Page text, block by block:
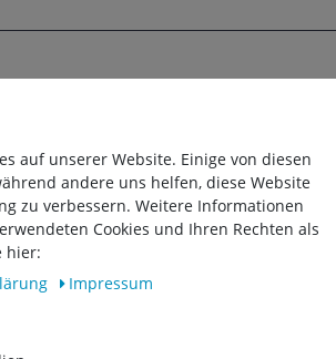
auf unserer Website. Einige von diesen
andere uns helfen, diese Website
zu verbessern. Weitere Informationen
Cookies und Ihren Rechten als
hier:
Impressum